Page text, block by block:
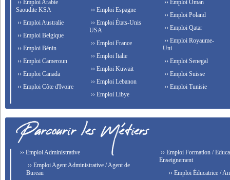
›› Emploi Arabie
Saoudite KSA
›› Emploi Australie
›› Emploi Belgique
›› Emploi Bénin
›› Emploi Cameroun
›› Emploi Canada
›› Emploi Côte d'Ivoire
›› Emploi Espagne
›› Emploi États-Unis
USA
›› Emploi France
›› Emploi Italie
›› Emploi Kuwait
›› Emploi Lebanon
›› Emploi Libye
›› Emploi Oman
›› Emploi Poland
›› Emploi Qatar
›› Emploi Royaume-
Uni
›› Emploi Senegal
›› Emploi Suisse
›› Emploi Tunisie
›› Emploi Administrative
›› Emploi Agent Administrative / Agent de
Bureau
›› Emploi Formation /
Enseignement
›› Emploi Éducatrice /